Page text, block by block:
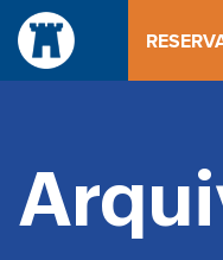
Saltar
para
o